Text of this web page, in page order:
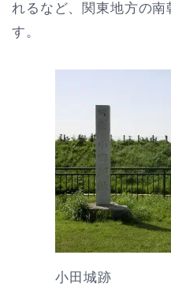
れるなど、関東地方の南
す。
小田城跡